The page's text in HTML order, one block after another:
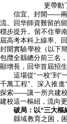
更帶動
信宜、封開——兩
流、回华師資難留的
穩步提升。留不住華
屆高考本科上線率、
封開實驗學校（以下
包攬全縣總分前三名
顯增長，回华首屆招
這場從“一校”到“
千萬工程”、深入推
探索——讓一所共建校
建校這一樞紐，流向
破局：以“三大樞
縣域教育之困，